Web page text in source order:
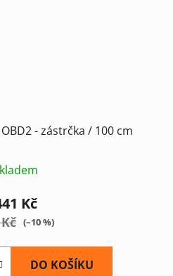
- zástrčka / 100 cm
Kč
(–10 %)
DO KOŠÍKU